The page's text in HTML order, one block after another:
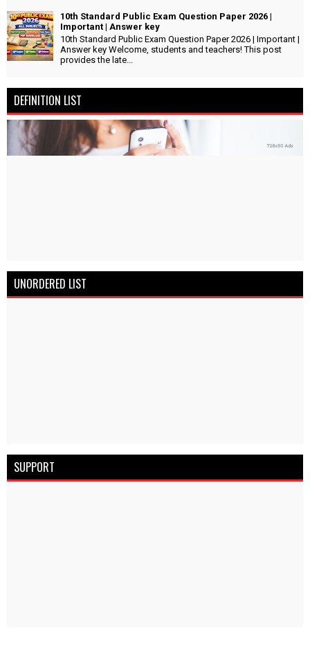
10th Standard Public Exam Question Paper 2026 |
Important | Answer key
10th Standard Public Exam Question Paper 2026 | Important |
Answer key Welcome, students and teachers! This post
provides the late...
DEFINITION LIST
UNORDERED LIST
SUPPORT